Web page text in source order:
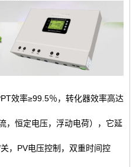
效率≥99.5％，转化器效率高达
，恒定电压，浮动电荷），它延
，PV电压控制，双重时间控